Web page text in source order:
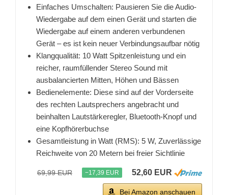
Einfaches Umschalten: Pausieren Sie die Audio-
Wiedergabe auf dem einen Gerät und starten die
Wiedergabe auf einem anderen verbundenen
Gerät – es ist kein neuer Verbindungsaufbar nötig
Klangqualität: 10 Watt Spitzenleistung und ein
reicher, raumfüllender Stereo Sound mit
ausbalancierten Mitten, Höhen und Bässen
Bedienelemente: Diese sind auf der Vorderseite
des rechten Lautsprechers angebracht und
beinhalten Lautstärkeregler, Bluetooth-Knopf und
eine Kopfhörerbuchse
Gesamtleistung in Watt (RMS): 5 W, Zuverlässige
Reichweite von 20 Metern bei freier Sichtlinie
69,99 EUR −17,39 EUR 52,60 EUR
Bei Amazon anschauen